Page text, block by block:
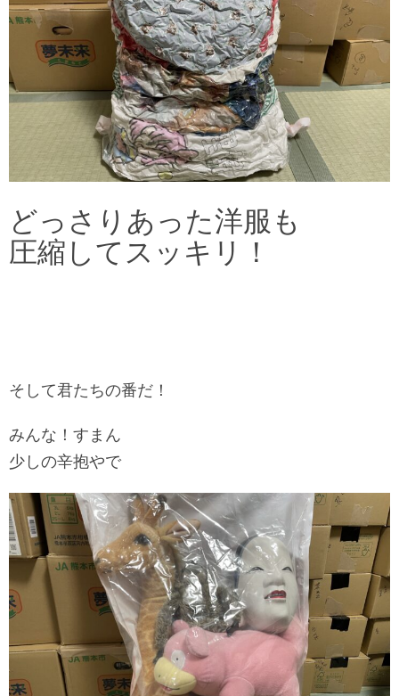
どっさりあった洋服も
圧縮してスッキリ！
そして君たちの番だ！
みんな！すまん
少しの辛抱やで